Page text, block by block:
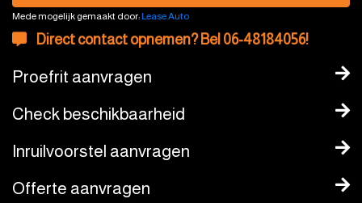
Mede mogelijk gemaakt door:Lease.Auto
Direct contact opnemen? Bel 06-48184056!
Proefrit aanvragen
Check beschikbaarheid
Inruilvoorstel aanvragen
Offerte aanvragen